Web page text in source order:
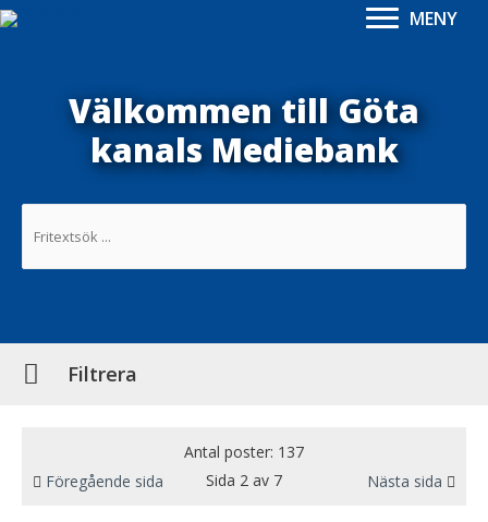
MENY
Välkommen till Göta
kanals Mediebank
Filtrera
Antal poster: 137
Sida 2 av 7
Nästa sida
Föregående sida